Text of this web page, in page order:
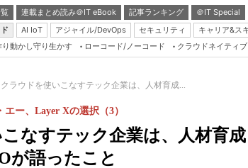
連載まとめ読み＠IT eBook 記事ランキング ＠IT Special
AI IoT アジャイル/DevOps セキュリティ キャリア&ス
り動かし守り生かす ローコード/ノーコード クラウドネイティブ
ラウドを使いこなすテック企業は、人材育成...
なすテック企業は、人材育
が語ったこと
ー、Layer Xの選択（3）